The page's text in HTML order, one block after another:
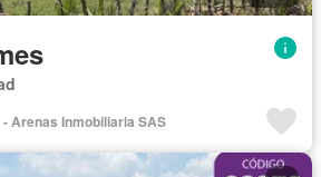
Arenas Inmobiliaria SAS